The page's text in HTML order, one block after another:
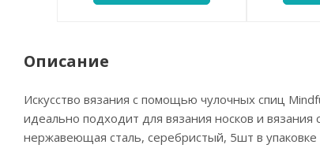
Описание
Искусство вязания с помощью чулочных спиц
идеально подходит для вязания носков и
нержавеющая сталь, серебристый, 5шт в упаковке